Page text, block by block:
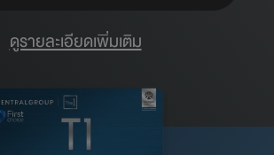
ดูรายละเอียดเพิ่มเติม